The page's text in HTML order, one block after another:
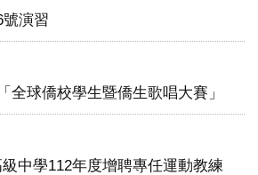
號演習
全球僑校學生暨僑生歌唱大賽」
級中學112年度增聘專任運動教練